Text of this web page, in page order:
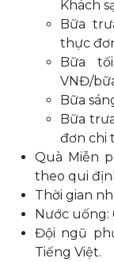
Khách
Bữa
thực
Bữa
VNĐ/
Bữa
Bữa
đơn chi
Quà Miễn
theo qui
Thời gian
Nước uống:
Đội ngũ
Tiếng Việt.